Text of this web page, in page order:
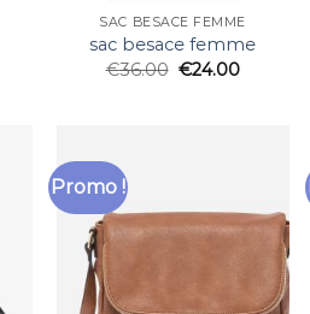
SAC BESACE FEMME
sac besace femme
€36.00 €24.00
Promo !